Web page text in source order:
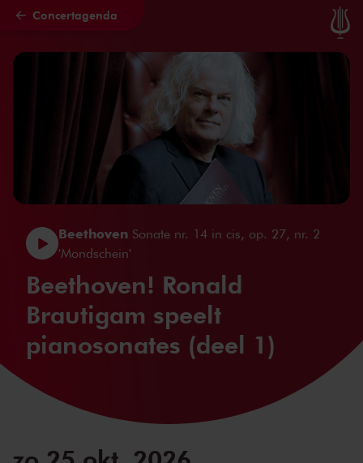
Naar hoofdcontent
Concertagenda
Beethoven Sonate nr. 14 in cis, op. 27, nr. 2
'Mondschein'
Beethoven! Ronald
Brautigam speelt
pianosonates (deel 1)